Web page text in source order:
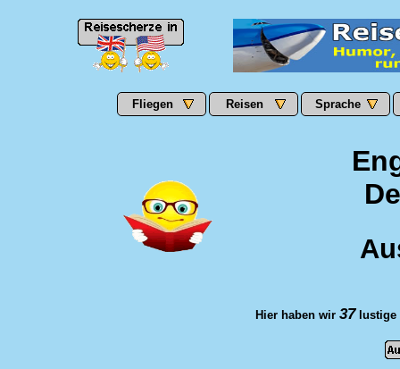
Fliegen Reisen Sprache
Hier haben wir 37lustige